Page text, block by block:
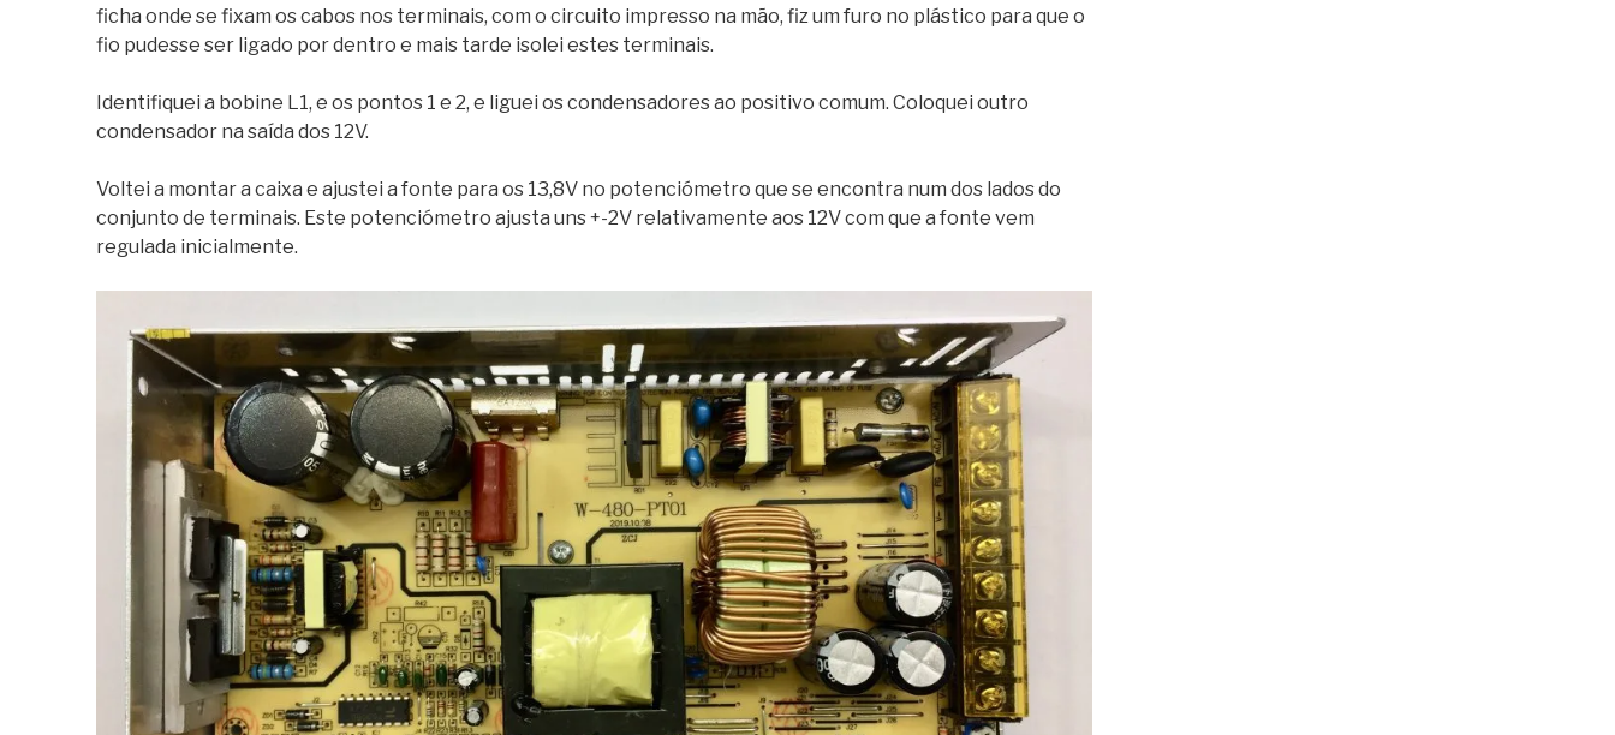
ficha onde se fixam os cabos nos terminais, com o circuito impresso na mão, fiz um furo no plástico para que o
fio pudesse ser ligado por dentro e mais tarde isolei estes terminais.
Identifiquei a bobine L1, e os pontos 1 e 2, e liguei os condensadores ao positivo comum. Coloquei outro
condensador na saída dos 12V.
Voltei a montar a caixa e ajustei a fonte para os 13,8V no potenciómetro que se encontra num dos lados do
conjunto de terminais. Este potenciómetro ajusta uns +-2V relativamente aos 12V com que a fonte vem
regulada inicialmente.